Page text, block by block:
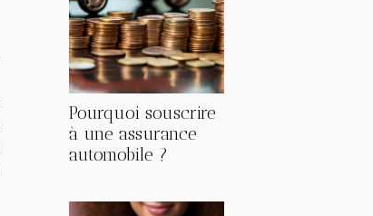
Pourquoi souscrire
à une assurance
automobile ?